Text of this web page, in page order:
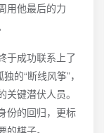
用他最后的力
于成功联系上了
的“断线风筝”，
键潜伏人员。
份的回归，更标
棋子。